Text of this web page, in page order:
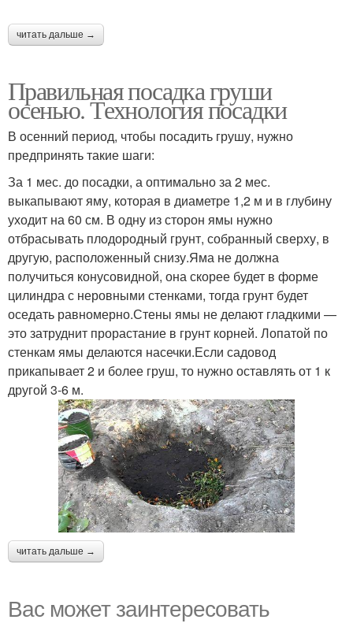
читать дальше →
Правильная посадка груши
осенью. Технология посадки
В осенний период, чтобы посадить грушу, нужно
предпринять такие шаги:
За 1 мес. до посадки, а оптимально за 2 мес.
выкапывают яму, которая в диаметре 1,2 м и в глубину
уходит на 60 см. В одну из сторон ямы нужно
отбрасывать плодородный грунт, собранный сверху, в
другую, расположенный снизу.Яма не должна
получиться конусовидной, она скорее будет в форме
цилиндра с неровными стенками, тогда грунт будет
оседать равномерно.Стены ямы не делают гладкими —
это затруднит прорастание в грунт корней. Лопатой по
стенкам ямы делаются насечки.Если садовод
прикапывает 2 и более груш, то нужно оставлять от 1 к
другой 3-6 м.
читать дальше →
Вас может заинтересовать